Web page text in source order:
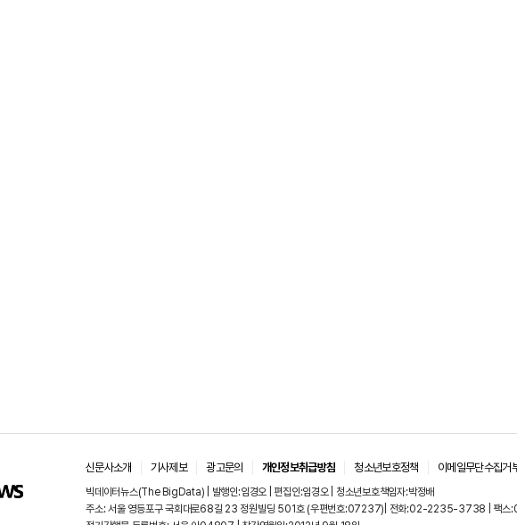
신문사소개 기사제보 광고문의 개인정보취급방침 청소년보호정책 이메일무단수집거
빅데이터뉴스(The BigData) | 발행인:임경오 | 편집인:임경오 | 청소년보호책임자:박정배
주소: 서울 영등포구 국회대로68길 23 정원빌딩 501호 (우편번호:07237)| 전화:02-2235-3738 |